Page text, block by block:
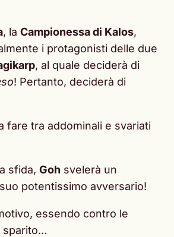
, la Campionessa di Kalos,
i protagonisti delle due
, al quale deciderà di
! Pertanto, deciderà di
fare tra addominali e svariati
sfida, Goh svelerà un
potentissimo avversario!
essendo contro le
sparito…